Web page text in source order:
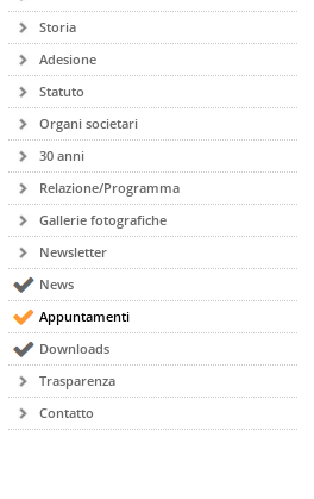
Storia
Adesione
Statuto
Organi societari
30 anni
Relazione/Programma
Gallerie fotografiche
Newsletter
News
Appuntamenti
Downloads
Trasparenza
Contatto